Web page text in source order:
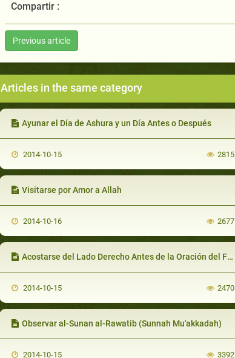
Compartir :
Previous article
Articles in the same category
Ayunar el Día de Ashura y un Día Antes o Después
2014-10-15 2815
Visitarse por Amor a Allah
2014-10-16 2677
Acostarse del Lado Derecho Antes de la Oración del Fayr
2014-10-15 2470
Observar al-Sunan al-Rawatib (Sunnah Mu'akkadah)
2014-10-15 3392